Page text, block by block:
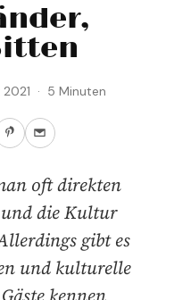
2021 · 5 Minuten
oft direkten
die Kultur
gibt es
und kulturelle